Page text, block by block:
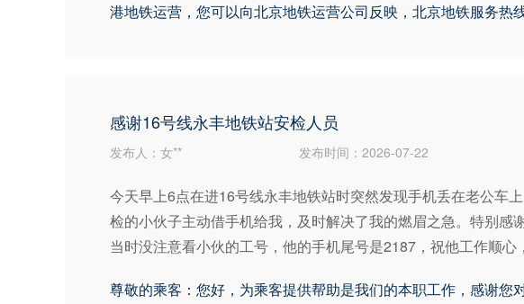
港地铁运营，您可以向北京地铁运营公司反映，北京地铁服务热
感谢16号线永丰地铁站安检人员
发布人：女** 发布时间：2026-07-22
今天早上6点在进16号线永丰地铁站时突然发现手机丢在老公车
检的小伙子主动借手机给我，及时解决了我的燃眉之急。特别感
当时没注意看小伙的工号，他的手机尾号是2187，祝他工作顺心
尊敬的乘客：您好，为乘客提供帮助是我们的本职工作，感谢您